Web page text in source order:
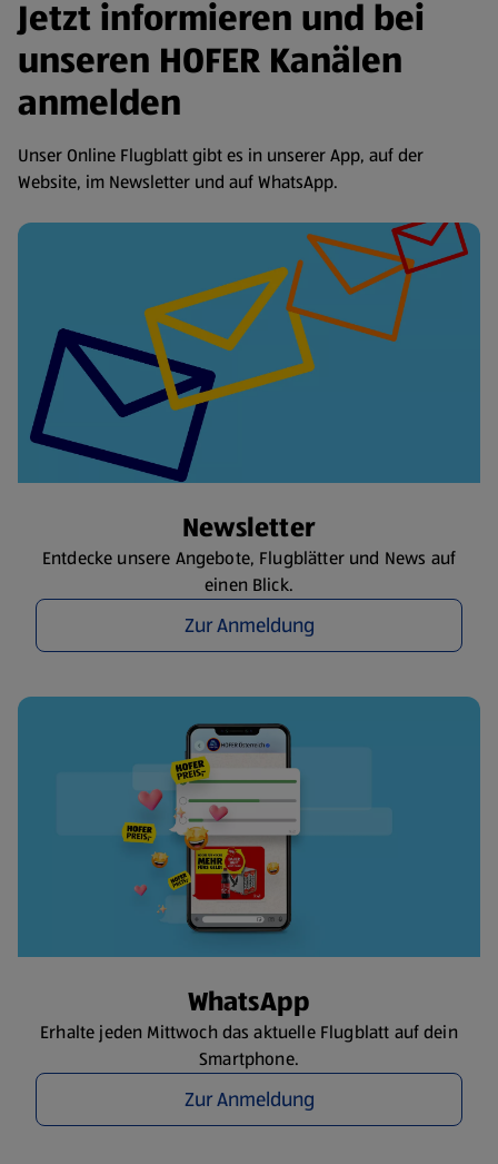
Jetzt informieren und bei
unseren HOFER Kanälen
anmelden
Unser Online Flugblatt gibt es in unserer App, auf der
Website, im Newsletter und auf WhatsApp.
Newsletter
Entdecke unsere Angebote, Flugblätter und News auf
einen Blick.
Zur Anmeldung
WhatsApp
Erhalte jeden Mittwoch das aktuelle Flugblatt auf dein
Smartphone.
Zur Anmeldung